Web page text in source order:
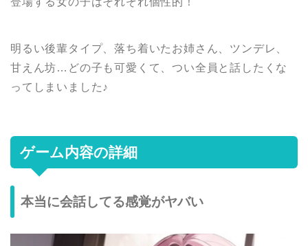
明るい後輩タイプ、落ち着いたお姉さん、ツンデレ、
甘えん坊…どの子も可愛くて、つい全員と話したくな
ってしまいました♪
ゲーム内容の詳細
本当に会話してる感覚がヤバい